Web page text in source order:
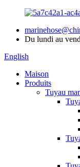
Du lundi au
English
Maison
Produits
Tuyau